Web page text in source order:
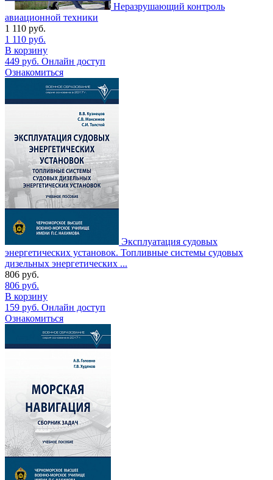
Неразрушающий контроль
авиационной техники
1 110 руб.
1 110 руб.
В корзину
449 руб. Онлайн доступ
Ознакомиться
Эксплуатация судовых
энергетических установок. Топливные системы судовых
дизельных энергетических ...
806 руб.
806 руб.
В корзину
159 руб. Онлайн доступ
Ознакомиться